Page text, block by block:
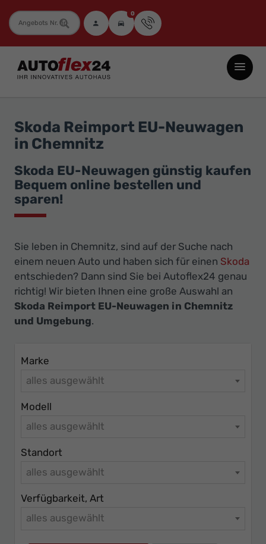
Fahrzeugnummer 0
Autoflex24
GmbH
Neuwagen
Jahreswagen
und
Gebrauchtwagen
zu
Top-
-
Innovatives
Autohaus
Skoda Reimport EU-Neuwagen
in Chemnitz
Skoda EU-Neuwagen günstig kaufen
Bequem online bestellen und
sparen!
Sie leben in Chemnitz, sind auf der Suche nach
einem neuen Auto und haben sich für einen Skoda
entschieden? Dann sind Sie bei Autoflex24 genau
richtig! Wir bieten Ihnen eine große Auswahl an
Skoda Reimport EU-Neuwagen in Chemnitz
und Umgebung.
Marke
alles ausgewählt
Modell
alles ausgewählt
Standort
alles ausgewählt
Verfügbarkeit, Art
alles ausgewählt